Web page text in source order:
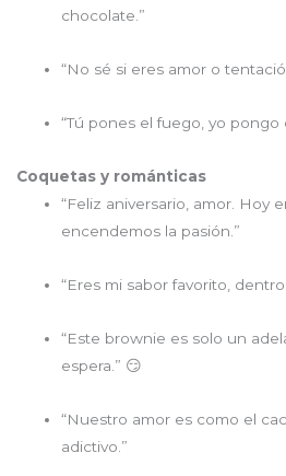
chocolate.”
“No sé si eres amor o
“Tú pones el fuego, yo pongo
Coquetas y románticas
“Feliz aniversario, amor. Hoy
encendemos la pasión.”
“Eres mi sabor favorito,
“Este brownie es solo un
espera.” 😏
“Nuestro amor es como el
adictivo.”